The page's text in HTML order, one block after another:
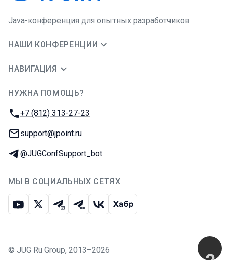
Java-конференция для опытных разработчиков
НАШИ КОНФЕРЕНЦИИ
НАВИГАЦИЯ
НУЖНА ПОМОЩЬ?
Телефон:
+7 (812) 313-27-23
E-mail:
support@jpoint.ru
Телеграм:
@JUGConfSupport_bot
МЫ В СОЦИАЛЬНЫХ СЕТЯХ
ЮтубИкс Телеграм-чат
Телеграм-канал
ВКонтакте
Хабр
© JUG Ru Group, 2013–2026